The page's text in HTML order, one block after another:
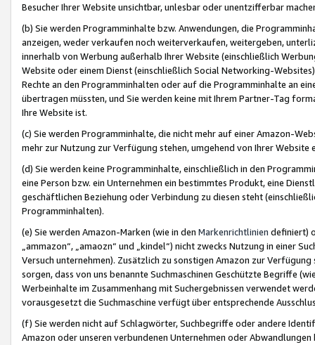
Besucher Ihrer Website unsichtbar, unlesbar oder unentzifferbar
(b) Sie werden Programminhalte bzw. Anwendungen, die
anzeigen, weder verkaufen noch weiterverkaufen, weitergeben,
innerhalb von Werbung außerhalb Ihrer Website (einschließlich
Website oder einem Dienst (einschließlich Social Networking-
Rechte an den Programminhalten oder auf die Programminhalte an
übertragen müssten, und Sie werden keine mit Ihrem Partner-Tag
Ihre Website ist.
(c) Sie werden Programminhalte, die nicht mehr auf einer Amazon-
mehr zur Nutzung zur Verfügung stehen, umgehend von Ihrer
(d) Sie werden keine Programminhalte, einschließlich in den
eine Person bzw. ein Unternehmen ein bestimmtes Produkt, eine
geschäftlichen Beziehung oder Verbindung zu diesen steht
Programminhalten).
(e) Sie werden Amazon-Marken (wie in den Markenrichtlinien definiert)
„ammazon“, „amaozn“ und „kindel“) nicht zwecks Nutzung in einer
Versuch unternehmen). Zusätzlich zu sonstigen Amazon zur
sorgen, dass von uns benannte Suchmaschinen Geschützte Begriffe
Werbeinhalte im Zusammenhang mit Suchergebnissen verwendet
vorausgesetzt die Suchmaschine verfügt über entsprechende
(f) Sie werden nicht auf Schlagwörter, Suchbegriffe oder andere
Amazon oder unseren verbundenen Unternehmen oder